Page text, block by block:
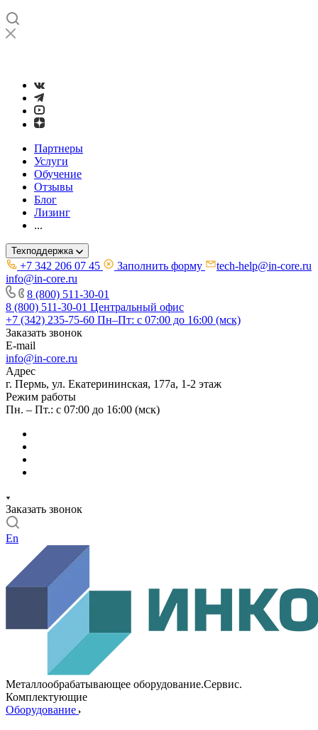
Партнеры
Услуги
Обучение
Отзывы
Блог
Лизинг
...
Техподдержка
+7 342 206 07 45 Заполнить форму
tech-help@in-core.ru
info@in-core.ru
8 (800) 511-30-01
8 (800) 511-30-01 Центральный офис
+7 (342) 235-75-60 Пн–Пт: с 07:00 до 16:00 (мск)
Заказать звонок
E-mail
info@in-core.ru
Адрес
г. Пермь, ул. ​Екатерининская, 177а, ​1-2 этаж
Режим работы
Пн. – Пт.: с 07:00 до 16:00 (мск)
Заказать звонок
En
Металлообрабатывающее оборудование.Сервис.
Комплектующие
Оборудование